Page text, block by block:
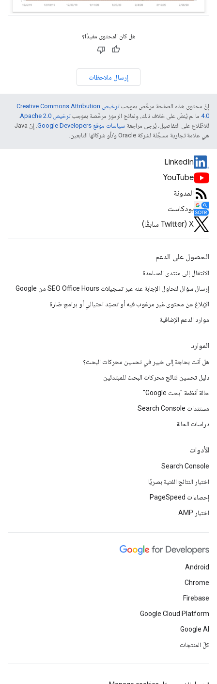
هل كان المحتوى مفيدًا؟
إرسال ملاحظات
إنّ محتوى هذه الصفحة مرخّص بموجب
ترخيص Creative Commons Attribution
4.0‏ ما لم يُنصّ على خلاف ذلك، ونماذج الرموز مرخّصة بموجبترخيص Apache 2.0‏
للاطّلاع على التفاصيل، يُرجى مراجعة سياسات موقع Google Developers‏
. إنّ Java
هي علامة تجارية مسجَّلة لشركة Oracle و/أو شركائها التابعين.
LinkedIn
YouTube
المدونة
بودكاست
‫X ‏(Twitter سابقًا)
الحصول على الدعم
الانتقال إلى منتدى المساعدة
إرسال سؤال لنحاول الإجابة عنه عبر تسجيلات SEO Office Hours من Google
الإبلاغ عن محتوى غير مرغوب فيه أو تصيّد احتيالي أو برامج ضارة
موارد الدعم الإضافية
الموارد
هل أنت بحاجة إلى خبير في تحسين محركات البحث؟
دليل تحسين نتائج محركات البحث للمبتدئين
حالة أنظمة "بحث Google"
مستندات Search Console
دراسات الحالة
الأدوات
Search Console
اختبار النتائج الغنية بصريًا
إحصاءات PageSpeed
اختبار AMP
Android
Chrome
Firebase
Google Cloud Platform
Google AI
كلّ المنتجات